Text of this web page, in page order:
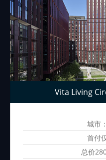
Vita Living
城市
首付
总价